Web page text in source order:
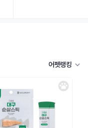
어펫랭킹